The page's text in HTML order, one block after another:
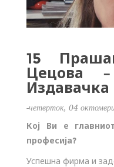
15
Цецова
-четврток, 04
Кој Ви е
професија?
Успешна фирма и